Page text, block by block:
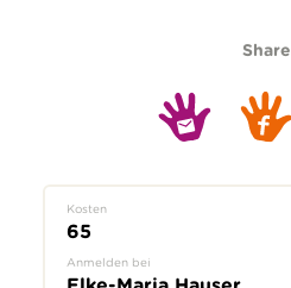
Share
Kosten
65
Anmelden bei